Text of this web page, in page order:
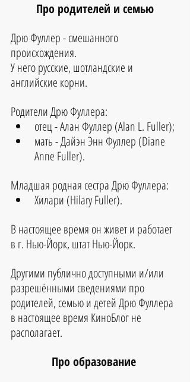
Про родителей и семью
Дрю Фуллер - смешанного
происхождения.
У него русские, шотландские и
английские корни.
Родители Дрю Фуллера:
отец - Алан Фуллер (Alan L. Fuller);
мать - Дайэн Энн Фуллер (Diane
Anne Fuller).
Младшая родная сестра Дрю Фуллера:
Хилари (Hilary Fuller).
В настоящее время он живет и работает
в г. Нью-Йорк, штат Нью-Йорк.
Другими публично доступными и/или
разрешёнными сведениями про
родителей, семью и детей Дрю Фуллера
в настоящее время КиноБлог не
располагает.
Про образование